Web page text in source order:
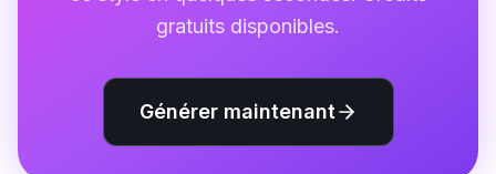
gratuits disponibles.
Générer maintenant